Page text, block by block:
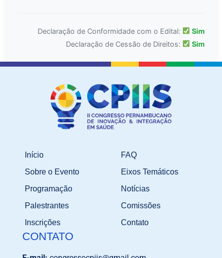
Declaração de Conformidade com o Edital:
Sim
Declaração de Cessão de Direitos:
Sim
Início
Sobre o Evento
Programação
Palestrantes
Inscrições
FAQ
Eixos Temáticos
Notícias
Comissões
Contato
CONTATO